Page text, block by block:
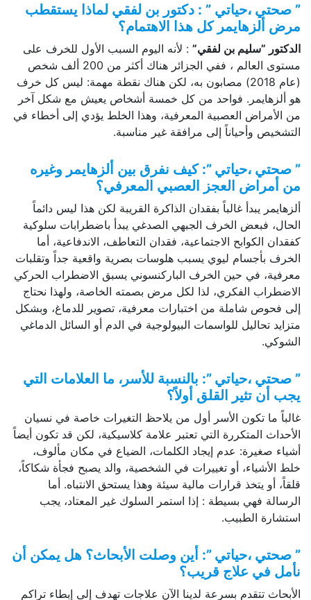
” صحتي ،حياتي ” : دكتور بن لفقي لماذا يستقطب
مرض ألزهايمر كل هذا الاهتمام؟
الدكتور ”سليم بن لفقي” : لأنه اليوم السبب الأول للخرف على
مستوى العالم ، ففي الجزائر هناك أكثر من 200 ألف شخص
(عام 2018) مصابون به، لكن هناك نقطة مهمة: ليس كل خرف
هو ألزهايمر. فواحد من كل خمسة أشخاص يعيش مع شكل آخر
من الأمراض العصبية المعرفية، وهذا الخلط يؤدي إلى أخطاء في
التشخيص وأحياناً إلى مرافقة غير مناسبة.
” صحتي ،حياتي ”: كيف نفرق بين ألزهايمر وغيره
من أمراض العجز العصبي المعرفي؟
ألزهايمر يبدأ غالباً بفقدان الذاكرة القريبة لكن هذا ليس دائماً
الحال، فبعض الخرف الجبهي الصدغي يبدأ باضطرابات سلوكية
كفقدان الكوابح الاجتماعية، فقدان التعاطف، الاندفاعية، أما
الخرف بأجسام ليوي يسبب هلوسات بصرية واقعية جداً وتقلبات
معرفية، في حين الخرف الباركنسوني يسبق الاضطراب الحركي
الاضطراب الفكري، لذا لكل مرض بصمته الخاصة، ولهذا نحتاج
إلى فحوص شاملة من اختبارات معرفية، تصوير للدماغ، وبشكل
متزايد تحاليل للواسمات البيولوجية في الدم أو السائل الدماغي
الشوكي.
” صحتي ،حياتي ”: بالنسبة للأسر، ما العلامات التي
يجب أن تثير القلق أولاً؟
غالباً ما تكون الأسر أول من يلاحظ التغيرات خاصة في نسيان
الأحداث المتكررة التي تعتبر علامة كلاسيكية، لكن قد تكون أيضاً
أشياء صغيرة: عدم إيجاد الكلمات، الضياع في مكان مألوف،
خلط الأشياء، أو تغييرات في الشخصية، والد يصبح فجأة شكاكاً،
قلقاً، أو يتخذ قرارات مالية سيئة وهذا يستحق الانتباه. أما
الرسالة فهي بسيطة : إذا استمر السلوك غير المعتاد، يجب
استشارة الطبيب.
” صحتي ،حياتي ”: أين وصلت الأبحاث؟ هل يمكن أن
نأمل في علاج قريب؟
الأبحاث تتقدم بسرعة لدينا الآن علاجات تهدف إلى إبطاء تراكم